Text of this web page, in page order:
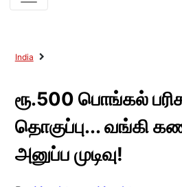
India
ரூ.500 பொங்கல் பரிசு
தொகுப்பு... வங்கி
அனுப்ப முடிவு!